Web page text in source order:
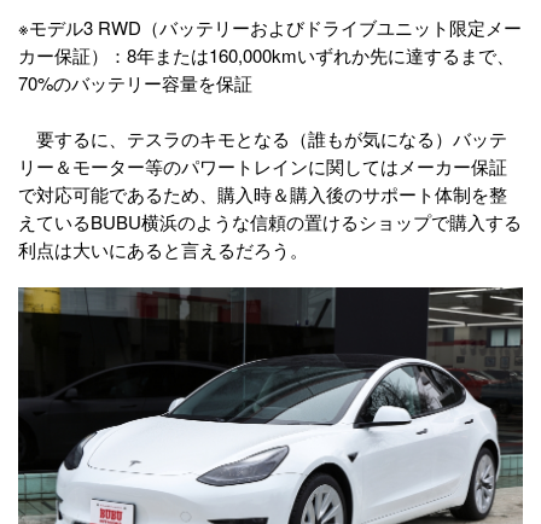
※モデル3 RWD（バッテリーおよびドライブユニット限定メー
カー保証）：8年または160,000kmいずれか先に達するまで、
70%のバッテリー容量を保証
要するに、テスラのキモとなる（誰もが気になる）バッテ
リー＆モーター等のパワートレインに関してはメーカー保証
で対応可能であるため、購入時＆購入後のサポート体制を整
えているBUBU横浜のような信頼の置けるショップで購入する
利点は大いにあると言えるだろう。